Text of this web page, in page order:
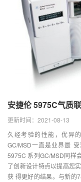
安捷伦 5975C气质
更新时间：2021-08-13
久经考验的性能，优异
GC/MSD一直是业界最
5975C 系列GC/MSD同样
了创新设计特点以提高您
获 得更好的结果。与新的